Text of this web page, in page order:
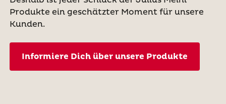
Produkte ein geschätzter Moment für unsere
Kunden.
Informiere Dich über unsere Produkte